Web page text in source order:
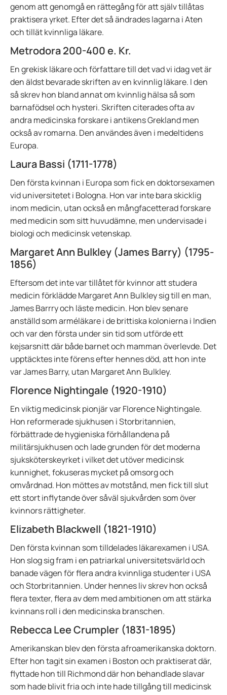
genom att genomgå en rättegång för att själv tillåtas
praktisera yrket. Efter det så ändrades lagarna i Aten
och tillät kvinnliga läkare.
Metrodora 200-400 e. Kr.
En grekisk läkare och författare till det vad vi idag vet är
den äldst bevarade skriften av en kvinnlig läkare. I den
så skrev hon bland annat om kvinnlig hälsa så som
barnafödsel och hysteri. Skriften citerades ofta av
andra medicinska forskare i antikens Grekland men
också av romarna. Den användes även i medeltidens
Europa.
Laura Bassi (1711-1778)
Den första kvinnan i Europa som fick en doktorsexamen
vid universitetet i Bologna. Hon var inte bara skicklig
inom medicin, utan också en mångfacetterad forskare
med medicin som sitt huvudämne, men undervisade i
biologi och medicinsk vetenskap.
Margaret Ann Bulkley (James Barry) (1795-
1856)
Eftersom det inte var tillåtet för kvinnor att studera
medicin förklädde Margaret Ann Bulkley sig till en man,
James Barrry och läste medicin. Hon blev senare
anställd som arméläkare i de brittiska kolonierna i Indien
och var den första under sin tid som utförde ett
kejsarsnitt där både barnet och mamman överlevde. Det
upptäcktes inte förens efter hennes död, att hon inte
var James Barry, utan Margaret Ann Bulkley.
Florence Nightingale (1920-1910)
En viktig medicinsk pionjär var Florence Nightingale.
Hon reformerade sjukhusen i Storbritannien,
förbättrade de hygieniska förhållandena på
militärsjukhusen och lade grunden för det moderna
sjuksköterskeyrket i vilket det utöver medicinsk
kunnighet, fokuseras mycket på omsorg och
omvårdnad. Hon möttes av motstånd, men fick till slut
ett stort inflytande över såväl sjukvården som över
kvinnors rättigheter.
Elizabeth Blackwell (1821-1910)
Den första kvinnan som tilldelades läkarexamen i USA.
Hon slog sig fram i en patriarkal universitetsvärld och
banade vägen för flera andra kvinnliga studenter i USA
och Storbritannien. Under hennes liv skrev hon också
flera texter, flera av dem med ambitionen om att stärka
kvinnans roll i den medicinska branschen.
Rebecca Lee Crumpler (1831-1895)
Amerikanskan blev den första afroamerikanska doktorn.
Efter hon tagit sin examen i Boston och praktiserat där,
flyttade hon till Richmond där hon behandlade slavar
som hade blivit fria och inte hade tillgång till medicinsk